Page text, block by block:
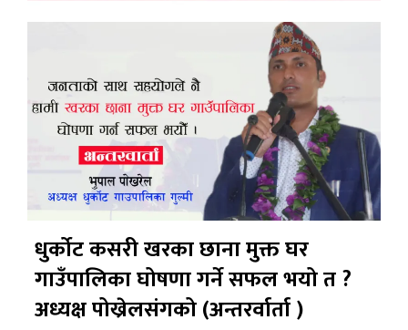
धुर्कोट कसरी खरका छाना मुक्त घर
गाउँपालिका घोषणा गर्ने सफल भयो त ?
अध्यक्ष पोख्रेलसंगको (अन्तरर्वार्ता )